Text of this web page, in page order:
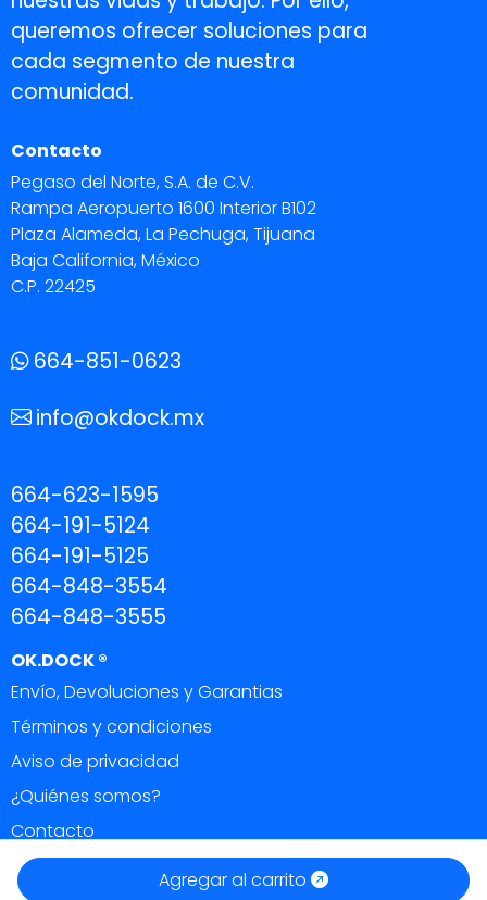
Agregar al carrito
queremos ofrecer soluciones para
cada segmento de nuestra
comunidad.
Contacto
Pegaso del Norte, S.A. de C.V.
Rampa Aeropuerto 1600 Interior B102
Plaza Alameda, La Pechuga, Tijuana
Baja California, México
C.P. 22425
664-851-0623
info@okdock.mx
664-623-1595
664-191-5124
664-191-5125
664-848-3554
664-848-3555
OK.DOCK ®
Envío, Devoluciones y Garantias
Términos y condiciones
Aviso de privacidad
¿Quiénes somos?
Contacto
Todos los derechos reservados 2026.